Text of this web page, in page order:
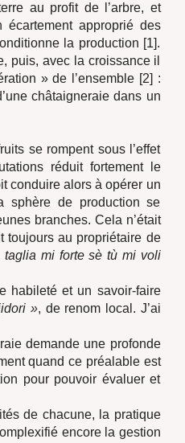
au profit de l’arbre, et
approprié des
la production [1].
puis, avec la croissance il
» de l’ensemble [2] :
châtaigneraie dans un
se rompent sous l’effet
réduit fortement le
conduire alors à opérer un
sphère de production se
branches. Cela n’était
toujours au propriétaire de
taglia mi forte sè tù mi voli
habileté et un savoir-faire
», de renom local. J’ai
demande une profonde
quand ce préalable est
pour pouvoir évaluer et
de chacune, la pratique
encore la gestion